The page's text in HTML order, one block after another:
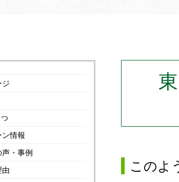
このよ
ジ
ン情報
・事例
由